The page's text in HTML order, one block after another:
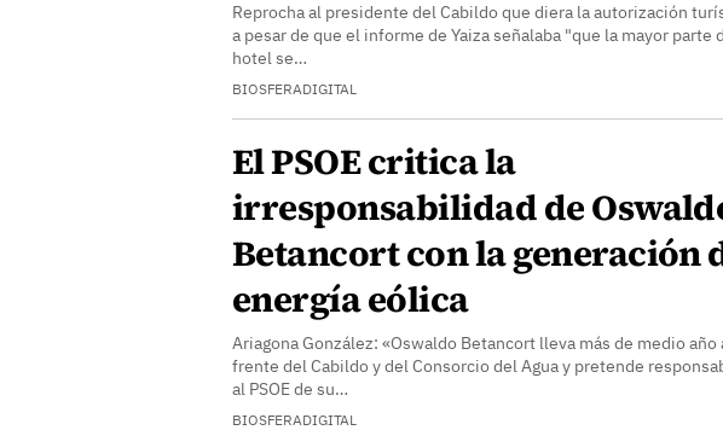
Reprocha al presidente del Cabildo que diera la autorización
a pesar de que el informe de Yaiza señalaba "que la mayor parte
hotel se…
BIOSFERADIGITAL
El PSOE critica la
irresponsabilidad de
Betancort con la generación
energía eólica
Ariagona González: «Oswaldo Betancort lleva más de medio año
frente del Cabildo y del Consorcio del Agua y pretende
al PSOE de su…
BIOSFERADIGITAL